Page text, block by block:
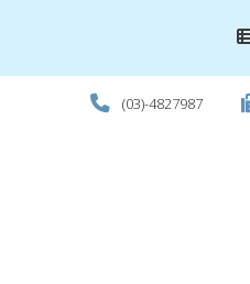
(03)-4827987